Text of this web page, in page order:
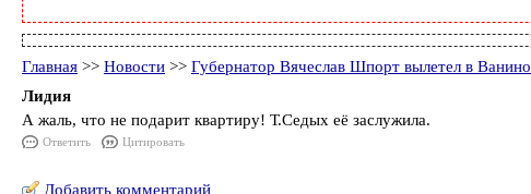
Главная >> Новости >> Губернатор Вячеслав Шпорт вылетел в Ванино
Лидия
А жаль, что не подарит квартиру! Т.Седых её заслужила.
Ответить Цитировать
Добавить комментарий